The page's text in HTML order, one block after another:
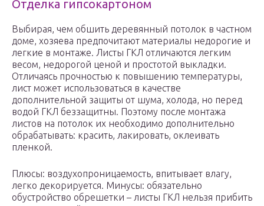
Отделка гипсокартоном
Выбирая, чем обшить деревянный потолок в частном
доме, хозяева предпочитают материалы недорогие и
легкие в монтаже. Листы ГКЛ отличаются легким
весом, недорогой ценой и простотой выкладки.
Отличаясь прочностью к повышению температуры,
лист может использоваться в качестве
дополнительной защиты от шума, холода, но перед
водой ГКЛ беззащитны. Поэтому после монтажа
листов на потолок их необходимо дополнительно
обрабатывать: красить, лакировать, оклеивать
пленкой.
Плюсы: воздухопроницаемость, впитывает влагу,
легко декорируется. Минусы: обязательно
обустройство обрешетки – листы ГКЛ нельзя прибить